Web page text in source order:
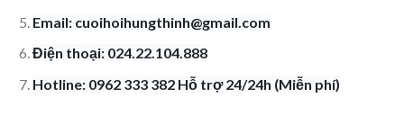
Email: cuoihoihungthinh@gmail.com
Điện thoại: 024.22.104.888
Hotline: 0962 333 382 Hỗ trợ 24/24h (Miễn phí)